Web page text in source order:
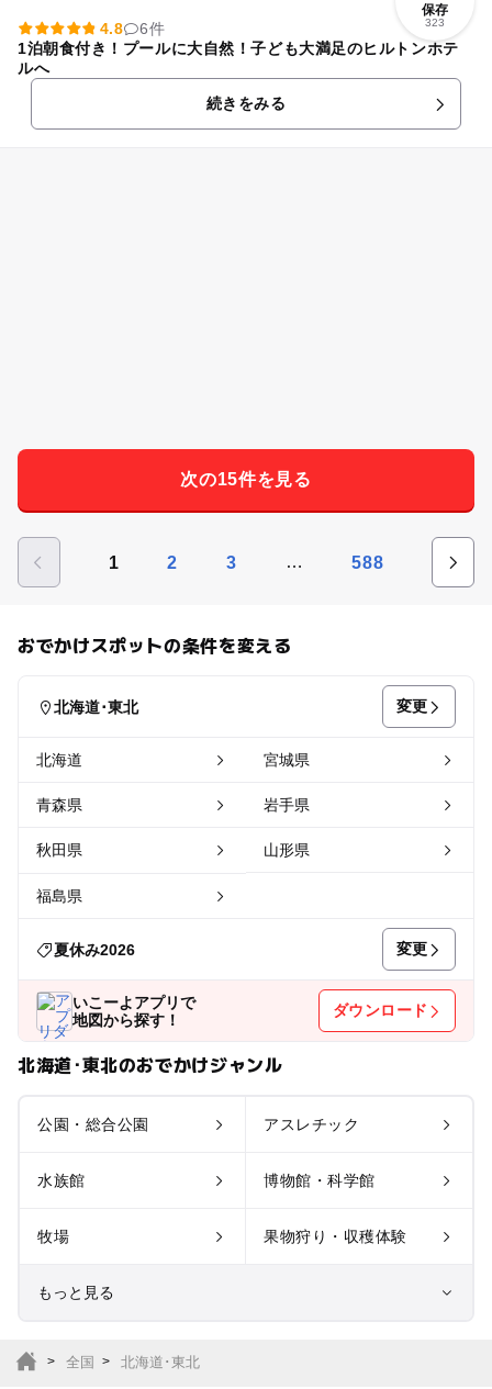
保存
323
4.8
6件
1泊朝食付き！プールに大自然！子ども大満足のヒルトンホテ
ルへ
続きをみる
次の15件を見る
1 2 3 … 588
おでかけスポットの条件を変える
北海道･東北 変更
北海道 宮城県
青森県 岩手県
秋田県 山形県
福島県
夏休み2026 変更
いこーよアプリで
地図から探す！
ダウンロード
北海道･東北のおでかけジャンル
公園・総合公園 アスレチック
水族館 博物館・科学館
牧場 果物狩り・収穫体験
もっと見る
全国 北海道･東北